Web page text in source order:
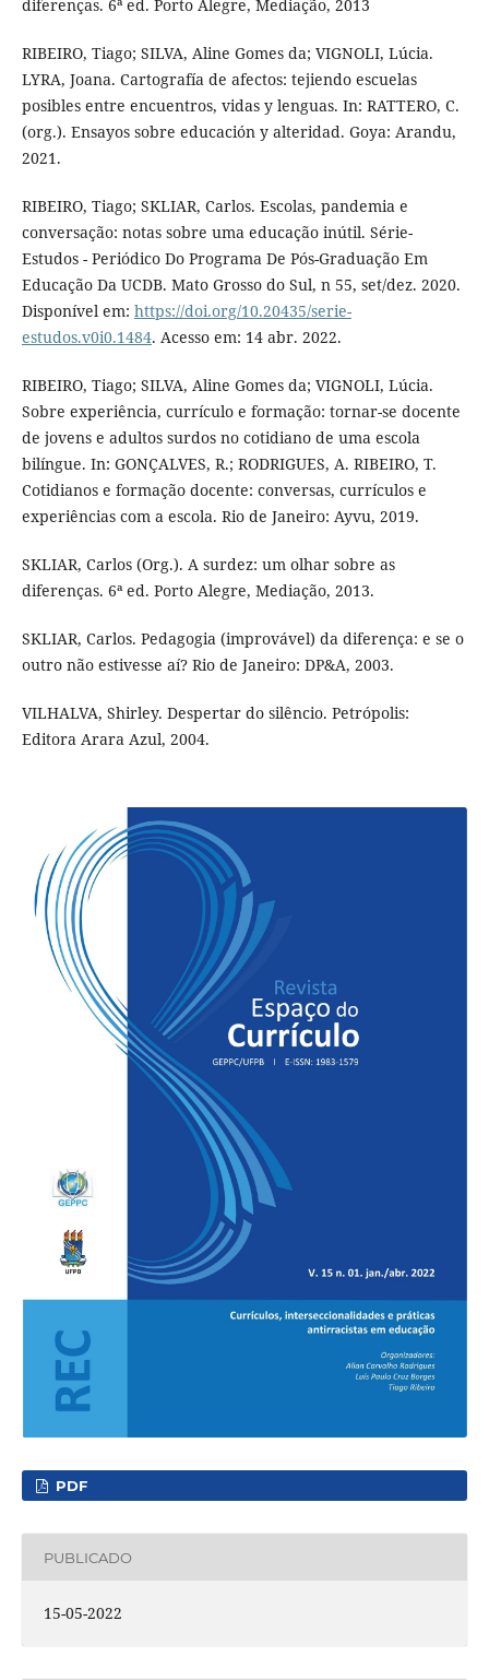
diferenças. 6ª ed. Porto Alegre, Mediação, 2013
RIBEIRO, Tiago; SILVA, Aline Gomes da; VIGNOLI, Lúcia.
LYRA, Joana. Cartografía de afectos: tejiendo escuelas
posibles entre encuentros, vidas y lenguas. In: RATTERO, C.
(org.). Ensayos sobre educación y alteridad. Goya: Arandu,
2021.
RIBEIRO, Tiago; SKLIAR, Carlos. Escolas, pandemia e
conversação: notas sobre uma educação inútil. Série-
Estudos - Periódico Do Programa De Pós-Graduação Em
Educação Da UCDB. Mato Grosso do Sul, n 55, set/dez. 2020.
Disponível em: https://doi.org/10.20435/serie-
estudos.v0i0.1484. Acesso em: 14 abr. 2022.
RIBEIRO, Tiago; SILVA, Aline Gomes da; VIGNOLI, Lúcia.
Sobre experiência, currículo e formação: tornar-se docente
de jovens e adultos surdos no cotidiano de uma escola
bilíngue. In: GONÇALVES, R.; RODRIGUES, A. RIBEIRO, T.
Cotidianos e formação docente: conversas, currículos e
experiências com a escola. Rio de Janeiro: Ayvu, 2019.
SKLIAR, Carlos (Org.). A surdez: um olhar sobre as
diferenças. 6ª ed. Porto Alegre, Mediação, 2013.
SKLIAR, Carlos. Pedagogia (improvável) da diferença: e se o
outro não estivesse aí? Rio de Janeiro: DP&A, 2003.
VILHALVA, Shirley. Despertar do silêncio. Petrópolis:
Editora Arara Azul, 2004.
PDF
PUBLICADO
15-05-2022